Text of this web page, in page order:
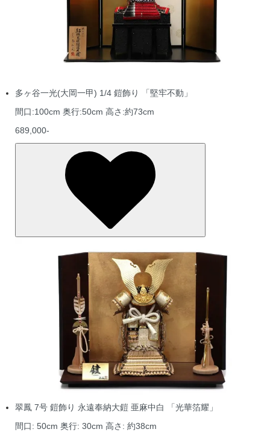
多ヶ谷一光(大岡一甲) 1/4 鎧飾り 「堅牢不動」
間口:100cm 奥行:50cm 高さ:約73cm
689,000-
翠鳳 7号 鎧飾り 永遠奉納大鎧 亜麻中白 「光華箔耀」
間口: 50cm 奥行: 30cm 高さ: 約38cm